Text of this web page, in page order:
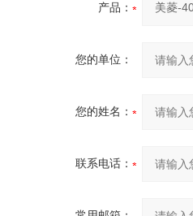
产品：
您的单位：
您的姓名：
联系电话：